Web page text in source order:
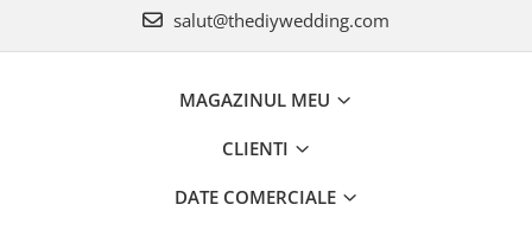
salut@thediywedding.com
MAGAZINUL MEU
CLIENTI
DATE COMERCIALE